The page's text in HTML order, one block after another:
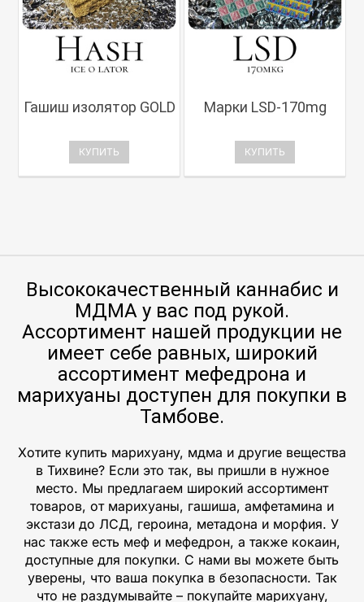
Гашиш изолятор GOLD
КУПИТЬ
Марки LSD-170mg
КУПИТЬ
Высококачественный каннабис и
МДМА у вас под рукой.
Ассортимент нашей продукции не
имеет себе равных, широкий
ассортимент мефедрона и
марихуаны доступен для покупки в
Тамбове.
Хотите купить марихуану, мдма и другие вещества
в Тихвине? Если это так, вы пришли в нужное
место. Мы предлагаем широкий ассортимент
товаров, от марихуаны, гашиша, амфетамина и
экстази до ЛСД, героина, метадона и морфия. У
нас также есть меф и мефедрон, а также кокаин,
доступные для покупки. С нами вы можете быть
уверены, что ваша покупка в безопасности. Так
что не раздумывайте – покупайте марихуану,